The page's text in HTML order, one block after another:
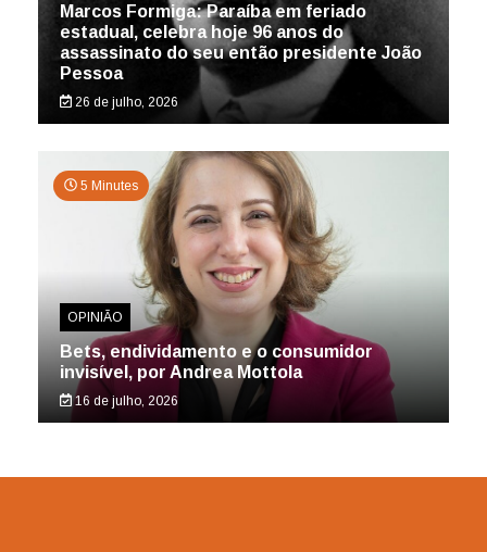
Marcos Formiga: Paraíba em feriado
estadual, celebra hoje 96 anos do
assassinato do seu então presidente João
Pessoa
26 de julho, 2026
5 Minutes
OPINIÃO
Bets, endividamento e o consumidor
invisível, por Andrea Mottola
16 de julho, 2026